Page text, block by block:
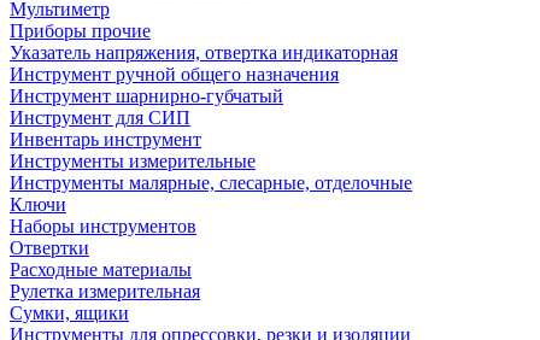
Мультиметр
Приборы прочие
Указатель напряжения, отвертка индикаторная
Инструмент ручной общего назначения
Инструмент шарнирно-губчатый
Инструмент для СИП
Инвентарь инструмент
Инструменты измерительные
Инструменты малярные, слесарные, отделочные
Ключи
Наборы инструментов
Отвертки
Расходные материалы
Рулетка измерительная
Сумки, ящики
Инструменты для опрессовки, резки и изоляции